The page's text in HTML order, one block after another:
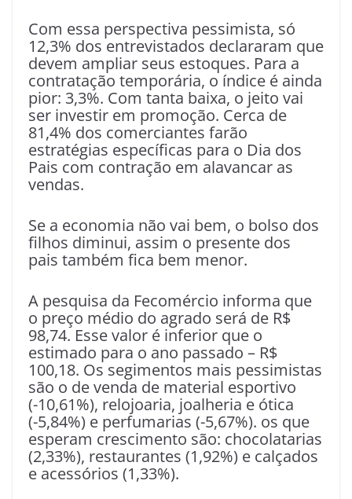
Com essa perspectiva pessimista, só
12,3% dos entrevistados declararam que
devem ampliar seus estoques. Para a
contratação temporária, o índice é ainda
pior: 3,3%. Com tanta baixa, o jeito vai
ser investir em promoção. Cerca de
81,4% dos comerciantes farão
estratégias específicas para o Dia dos
Pais com contração em alavancar as
vendas.
Se a economia não vai bem, o bolso dos
filhos diminui, assim o presente dos
pais também fica bem menor.
A pesquisa da Fecomércio informa que
o preço médio do agrado será de R$
98,74. Esse valor é inferior que o
estimado para o ano passado – R$
100,18. Os segimentos mais pessimistas
são o de venda de material esportivo
(-10,61%), relojoaria, joalheria e ótica
(-5,84%) e perfumarias (-5,67%). os que
esperam crescimento são: chocolatarias
(2,33%), restaurantes (1,92%) e calçados
e acessórios (1,33%).